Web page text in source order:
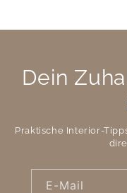
Dein
Praktische Interior-
E-Mail